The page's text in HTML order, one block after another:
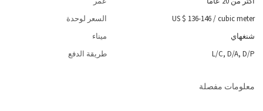
السعر لوحدة
US $ 136-146/cubic meter
ميناء
شنغهاي
طريقة الدفع
L/C, D/A, D/P
معلومات مفصلة